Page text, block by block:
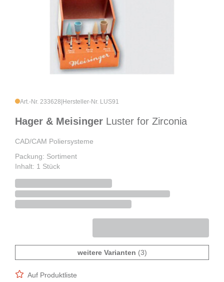
Art.-Nr. 233628 Hersteller-Nr. LUS91
Hager & Meisinger Luster for Zirconia
CAD/CAM Poliersysteme
Packung: Sortiment
Inhalt: 1 Stück
weitere Varianten (3)
Auf Produktliste